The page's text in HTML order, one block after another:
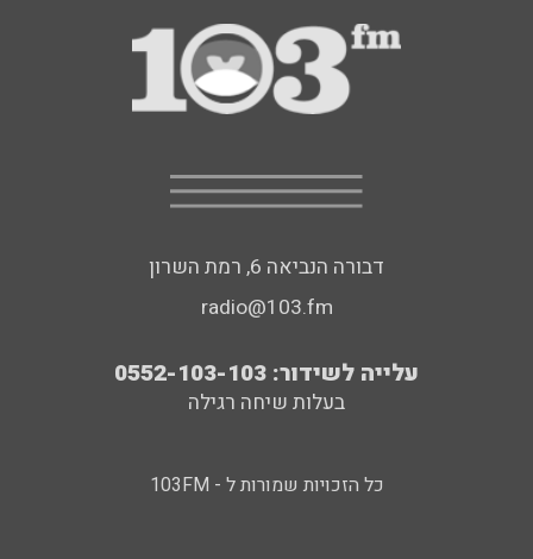
דבורה הנביאה 6, רמת השרון
radio@103.fm
עלייה לשידור: 0552-103-103
בעלות שיחה רגילה
כל הזכויות שמורות ל - 103FM